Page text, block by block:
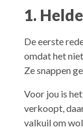
1.
De eerste
omdat het
Ze snappen
Voor jou is
verkoopt,
valkuil om